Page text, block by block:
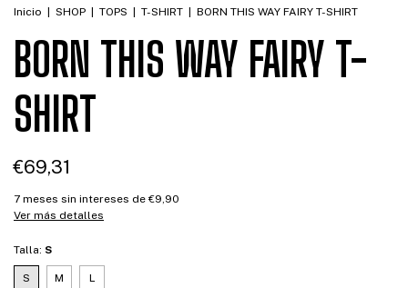
Inicio | SHOP | TOPS | T-SHIRT | BORN THIS WAY FAIRY T-SHIRT
BORN THIS WAY FAIRY T-
SHIRT
€69,31
7 meses sin intereses de €9,90
Ver más detalles
Talla: S
S M L